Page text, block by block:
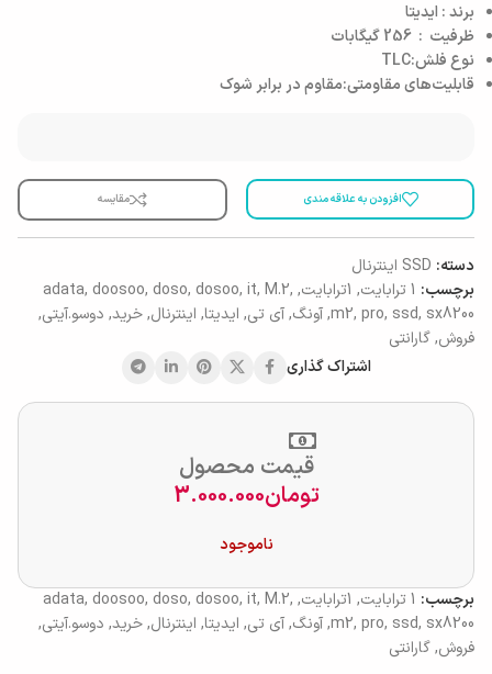
برند : ایدیتا
ظرفیت : 256 گیگابات
نوع فلش:TLC
قابلیت‌های مقاومتی:مقاوم در برابر شوک
افزودن به علاقه مندی مقایسه
دسته: SSD اینترنال
برچسب: 1 ترابایت , 1ترابایت ,
adata, doosoo, doso, dosoo, it, M.2,
m2, pro, ssd, sx8200
,آونگ,آی تی, ایدیتا, اینترنال,خرید, دوسو.آیتی,
فروش,گارانتی
اشتراک گذاری
قیمت محصول
تومان3.000.000
ناموجود
برچسب: 1 ترابایت , 1ترابایت ,
adata, doosoo, doso, dosoo, it, M.2,
m2, pro, ssd, sx8200
,آونگ,آی تی, ایدیتا, اینترنال,خرید, دوسو.آیتی,
فروش,گارانتی